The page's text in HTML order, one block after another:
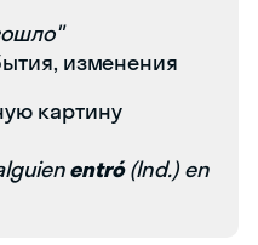
изменения
картину
entró(Ind.) en